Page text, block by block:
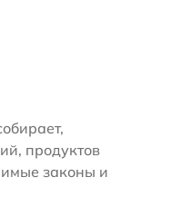
продуктов
законы и